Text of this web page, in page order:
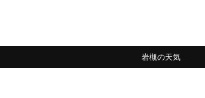
岩槻の天気